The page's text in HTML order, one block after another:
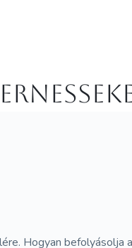
Hogyan befolyásolja